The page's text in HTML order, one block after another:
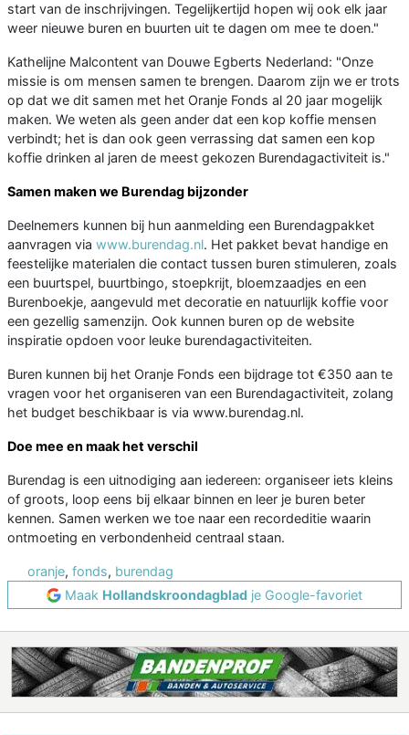
start van de inschrijvingen. Tegelijkertijd hopen wij ook elk jaar
weer nieuwe buren en buurten uit te dagen om mee te doen."
Kathelijne Malcontent van Douwe Egberts Nederland: "Onze
missie is om mensen samen te brengen. Daarom zijn we er trots
op dat we dit samen met het Oranje Fonds al 20 jaar mogelijk
maken. We weten als geen ander dat een kop koffie mensen
verbindt; het is dan ook geen verrassing dat samen een kop
koffie drinken al jaren de meest gekozen Burendagactiviteit is."
Samen maken we Burendag bijzonder
Deelnemers kunnen bij hun aanmelding een Burendagpakket
aanvragen via www.burendag.nl. Het pakket bevat handige en
feestelijke materialen die contact tussen buren stimuleren, zoals
een buurtspel, buurtbingo, stoepkrijt, bloemzaadjes en een
Burenboekje, aangevuld met decoratie en natuurlijk koffie voor
een gezellig samenzijn. Ook kunnen buren op de website
inspiratie opdoen voor leuke burendagactiviteiten.
Buren kunnen bij het Oranje Fonds een bijdrage tot €350 aan te
vragen voor het organiseren van een Burendagactiviteit, zolang
het budget beschikbaar is via www.burendag.nl.
Doe mee en maak het verschil
Burendag is een uitnodiging aan iedereen: organiseer iets kleins
of groots, loop eens bij elkaar binnen en leer je buren beter
kennen. Samen werken we toe naar een recordeditie waarin
ontmoeting en verbondenheid centraal staan.
oranje, fonds, burendag
Maak Hollandskroondagblad je Google-favoriet